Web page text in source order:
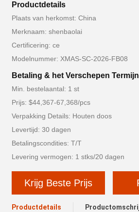
Productdetails
Plaats van herkomst: China
Merknaam: shenbaolai
Certificering: ce
Modelnummer: XMAS-SC-2026-FB08
Betaling & het Verschepen
Min. bestelaantal: 1 st
Prijs: $44,367-67,368/pcs
Verpakking Details: Houten doos
Levertijd: 30 dagen
Betalingscondities: T/T
Levering vermogen: 1 stks/20 dagen
Krijg Beste Prijs
Productdetails